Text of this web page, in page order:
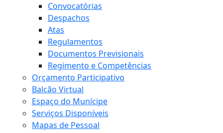
Convocatórias
Despachos
Atas
Regulamentos
Documentos Previsionais
Regimento e Competências
Orçamento Participativo
Balcão Virtual
Espaço do Munícipe
Serviços Disponíveis
Mapas de Pessoal